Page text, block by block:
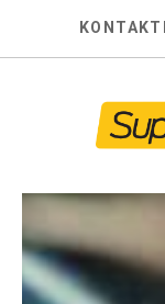
KONTAKT